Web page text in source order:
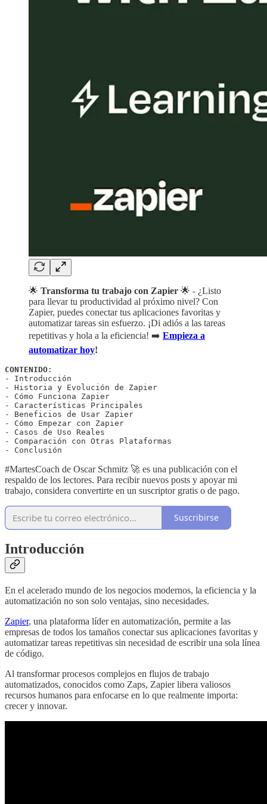
🌟 Transforma tu trabajo con Zapier 🌟 - ¿Listo
para llevar tu productividad al próximo nivel? Con
Zapier, puedes conectar tus aplicaciones favoritas y
automatizar tareas sin esfuerzo. ¡Di adiós a las tareas
repetitivas y hola a la eficiencia! ➡️ Empieza a
automatizar hoy!
CONTENIDO :
- Introducción
- Historia y Evolución de Zapier
- Cómo Funciona Zapier
- Características Principales
- Beneficios de Usar Zapier
- Cómo Empezar con Zapier
- Casos de Uso Reales
- Comparación con Otras Plataformas
- Conclusión
#MartesCoach de Oscar Schmitz 🚀 es una publicación con el
respaldo de los lectores. Para recibir nuevos posts y apoyar mi
trabajo, considera convertirte en un suscriptor gratis o de pago.
Suscribirse
Introducción
En el acelerado mundo de los negocios modernos, la eficiencia y la
automatización no son solo ventajas, sino necesidades.
Zapier, una plataforma líder en automatización, permite a las
empresas de todos los tamaños conectar sus aplicaciones favoritas y
automatizar tareas repetitivas sin necesidad de escribir una sola línea
de código.
Al transformar procesos complejos en flujos de trabajo
automatizados, conocidos como Zaps, Zapier libera valiosos
recursos humanos para enfocarse en lo que realmente importa:
crecer y innovar.